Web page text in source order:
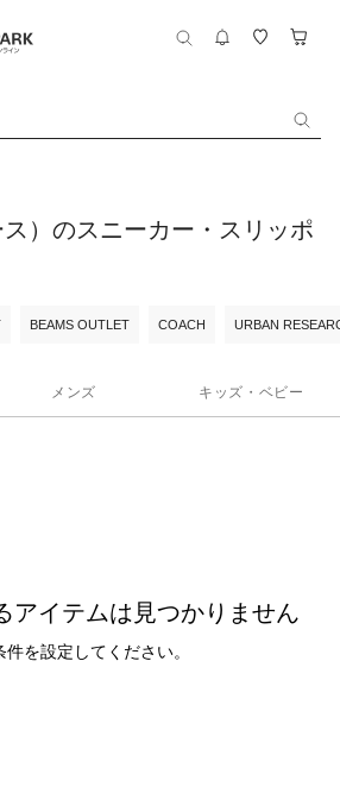
）のスニーカー・スリッポ
BEAMS OUTLET COACH URBAN
メンズ キッズ・ベビー
アイテムは見つかりません
件を設定してください。